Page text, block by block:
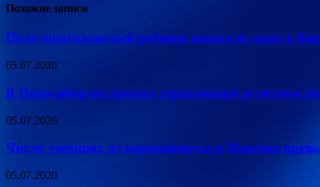
Похожие записи
Полуторагодовалый ребенок выпал из окна в
05.07.2020
В Новосибирске пропал страдающий аутизмом
05.07.2020
Число умерших от коронавируса в Мексике
05.07.2020